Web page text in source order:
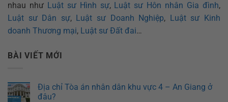
nhau như Luật sư Hình sự, Luật sư Hôn nhân Gia đình,
Luật sư Dân sự, Luật sư Doanh Nghiệp, Luật sư Kinh
doanh Thương mại, Luật sư Đất đai…
BÀI VIẾT MỚI
Địa chỉ Tòa án nhân dân khu vực 4 – An Giang ở
đâu?